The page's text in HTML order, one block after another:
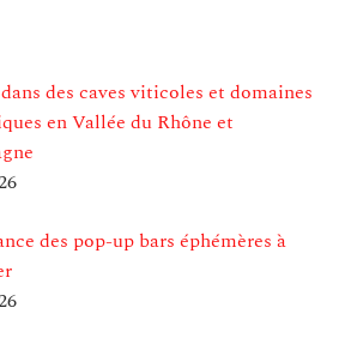
des caves viticoles et domaines
en Vallée du Rhône et
des pop-up bars éphémères à